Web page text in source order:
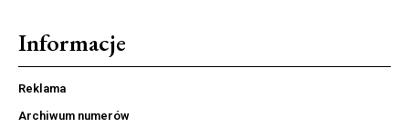
Informacje
Reklama
Archiwum numerów